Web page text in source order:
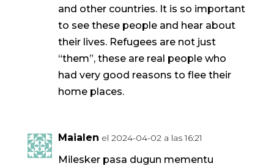
and other countries. It is so important
to see these people and hear about
their lives. Refugees are not just
“them”, these are real people who
had very good reasons to flee their
home places.
Maialen el 2024-04-02 a las 16:21
Milesker pasa dugun mementu